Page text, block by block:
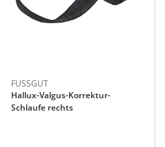
FUSSGUT
Hallux-Valgus-Korrektur-
Schlaufe rechts